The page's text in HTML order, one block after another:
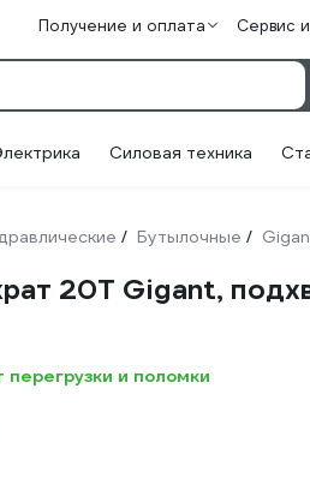
Получение и оплата Сервис
Силовая техника
/ Бутылочные /
20Т Gigant,
и поломки